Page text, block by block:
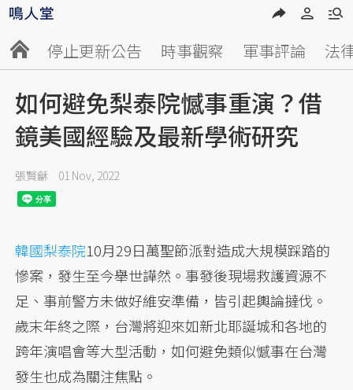
停止更新公告 時事觀察 軍事評論 法
如何避免梨泰院憾事重演？借
鏡美國經驗及最新學術研究
張賢龢 01 Nov, 2022
韓國梨泰院10月29日萬聖節派對造成大規模踩踏的
慘案，發生至今舉世譁然。事發後現場救護資源不
足、事前警方未做好維安準備，皆引起輿論撻伐。
歲末年終之際，台灣將迎來如新北耶誕城和各地的
跨年演唱會等大型活動，如何避免類似憾事在台灣
發生也成為關注焦點。